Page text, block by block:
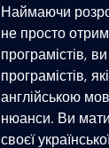
Наймаючи
не просто
програмістів,
програмістів,
англійською
нюанси. Ви
своєї